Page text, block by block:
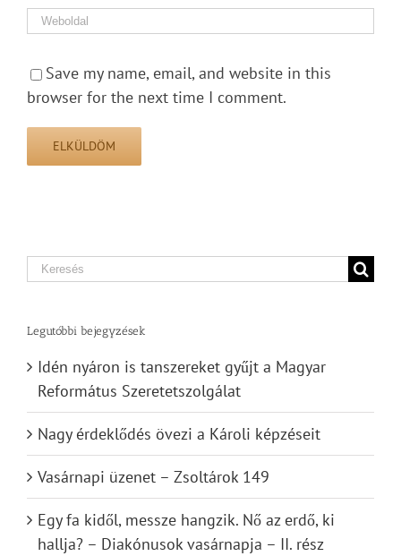
Save my name, email, and website in this
browser for the next time I comment.
Search
Legutóbbi bejegyzések
Idén nyáron is tanszereket gyűjt a Magyar
Református Szeretetszolgálat
Nagy érdeklődés övezi a Károli képzéseit
Vasárnapi üzenet – Zsoltárok 149
Egy fa kidől, messze hangzik. Nő az erdő, ki
hallja? – Diakónusok vasárnapja – II. rész